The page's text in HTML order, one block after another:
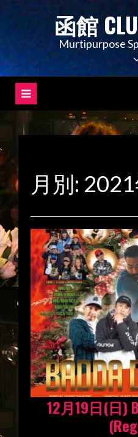
ツ
キ
プ
函館
Murtipurpose
月別:
12月19日(日)